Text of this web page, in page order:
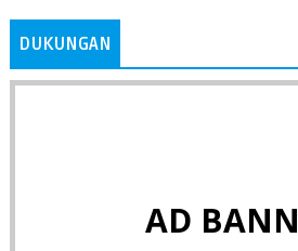
DUKUNGAN
AD